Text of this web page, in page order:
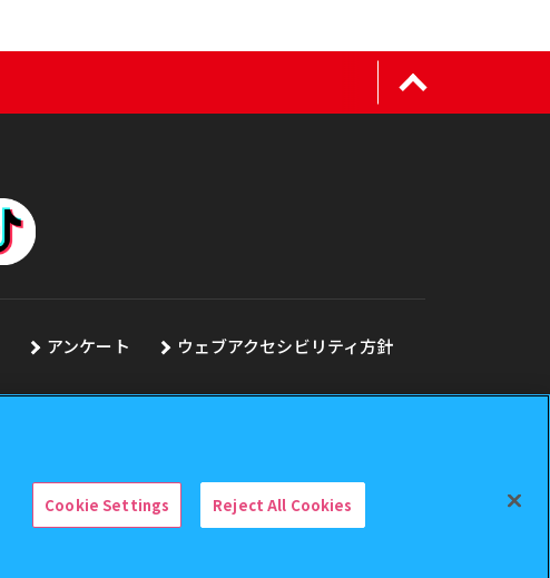
アンケート
ウェブアクセシビリティ方針
Cookie Settings Reject All Cookies